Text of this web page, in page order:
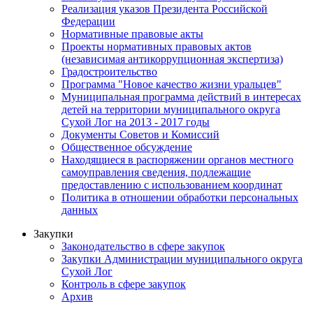
Реализация указов Президента Российской
Федерации
Нормативные правовые акты
Проекты нормативных правовых актов
(независимая антикоррупционная экспертиза)
Градостроительство
Программа "Новое качество жизни уральцев"
Муниципальная программа действий в интересах
детей на территории муниципального округа
Сухой Лог на 2013 - 2017 годы
Документы Советов и Комиссий
Общественное обсуждение
Находящиеся в распоряжении органов местного
самоуправления сведения, подлежащие
предоставлению с использованием координат
Политика в отношении обработки персональных
данных
Закупки
Законодательство в сфере закупок
Закупки Администрации муниципального округа
Сухой Лог
Контроль в сфере закупок
Архив